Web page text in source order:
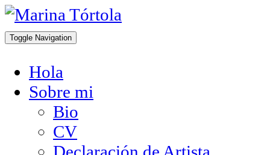
Toggle Navigation
Hola
Sobre mi
Bio
CV